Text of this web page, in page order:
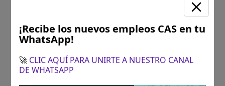
¡Recibe los nuevos empleos CAS en tu
WhatsApp!
🚀 CLIC AQUÍ PARA UNIRTE A NUESTRO CANAL
DE WHATSAPP